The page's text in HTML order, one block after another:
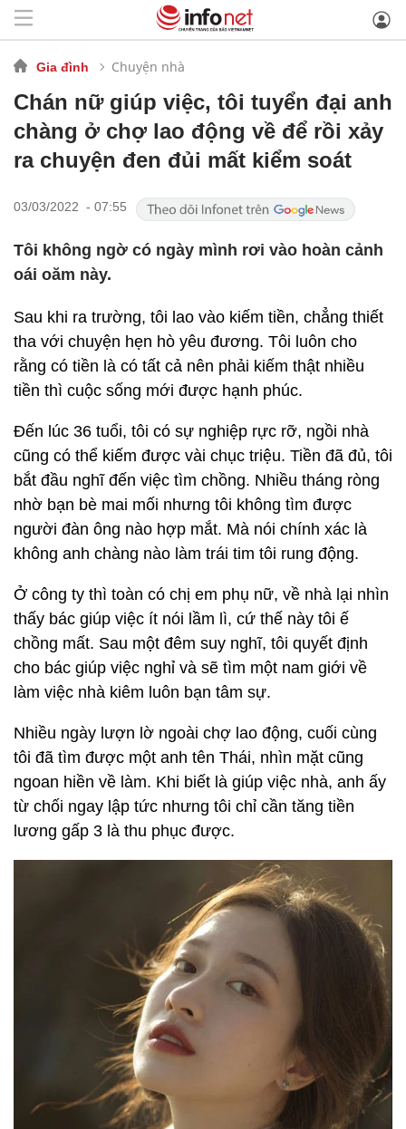
Gia đình Chuyện nhà
Chán nữ giúp việc, tôi tuyển đại anh
chàng ở chợ lao động về để rồi xảy
ra chuyện đen đủi mất kiểm soát
03/03/2022 - 07:55
Tôi không ngờ có ngày mình rơi vào hoàn cảnh
oái oăm này.
Sau khi ra trường, tôi lao vào kiếm tiền, chẳng thiết
tha với chuyện hẹn hò yêu đương. Tôi luôn cho
rằng có tiền là có tất cả nên phải kiếm thật nhiều
tiền thì cuộc sống mới được hạnh phúc.
Đến lúc 36 tuổi, tôi có sự nghiệp rực rỡ, ngồi nhà
cũng có thể kiếm được vài chục triệu. Tiền đã đủ, tôi
bắt đầu nghĩ đến việc tìm chồng. Nhiều tháng ròng
nhờ bạn bè mai mối nhưng tôi không tìm được
người đàn ông nào hợp mắt. Mà nói chính xác là
không anh chàng nào làm trái tim tôi rung động.
Ở công ty thì toàn có chị em phụ nữ, về nhà lại nhìn
thấy bác giúp việc ít nói lầm lì, cứ thế này tôi ế
chồng mất. Sau một đêm suy nghĩ, tôi quyết định
cho bác giúp việc nghỉ và sẽ tìm một nam giới về
làm việc nhà kiêm luôn bạn tâm sự.
Nhiều ngày lượn lờ ngoài chợ lao động, cuối cùng
tôi đã tìm được một anh tên Thái, nhìn mặt cũng
ngoan hiền về làm. Khi biết là giúp việc nhà, anh ấy
từ chối ngay lập tức nhưng tôi chỉ cần tăng tiền
lương gấp 3 là thu phục được.